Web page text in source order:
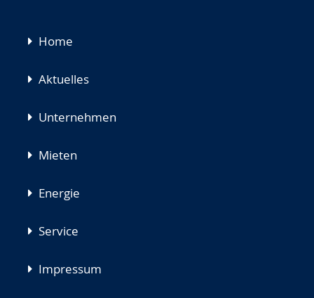
Navigation
Home
Aktuelles
Unternehmen
Mieten
Energie
Service
Impressum